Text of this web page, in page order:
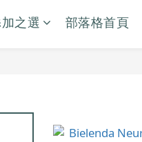
之選 部落格首頁